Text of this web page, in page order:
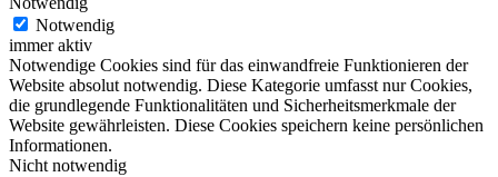
Notwendig
immer aktiv
Notwendige Cookies sind für das einwandfreie Funktionieren der
Website absolut notwendig. Diese Kategorie umfasst nur Cookies,
die grundlegende Funktionalitäten und Sicherheitsmerkmale der
Website gewährleisten. Diese Cookies speichern keine persönlichen
Informationen.
Nicht notwendig